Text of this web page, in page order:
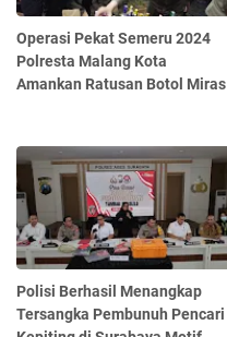
Operasi Pekat Semeru 2024
Polresta Malang Kota
Amankan Ratusan Botol Miras
Polisi Berhasil Menangkap
Tersangka Pembunuh Pencari